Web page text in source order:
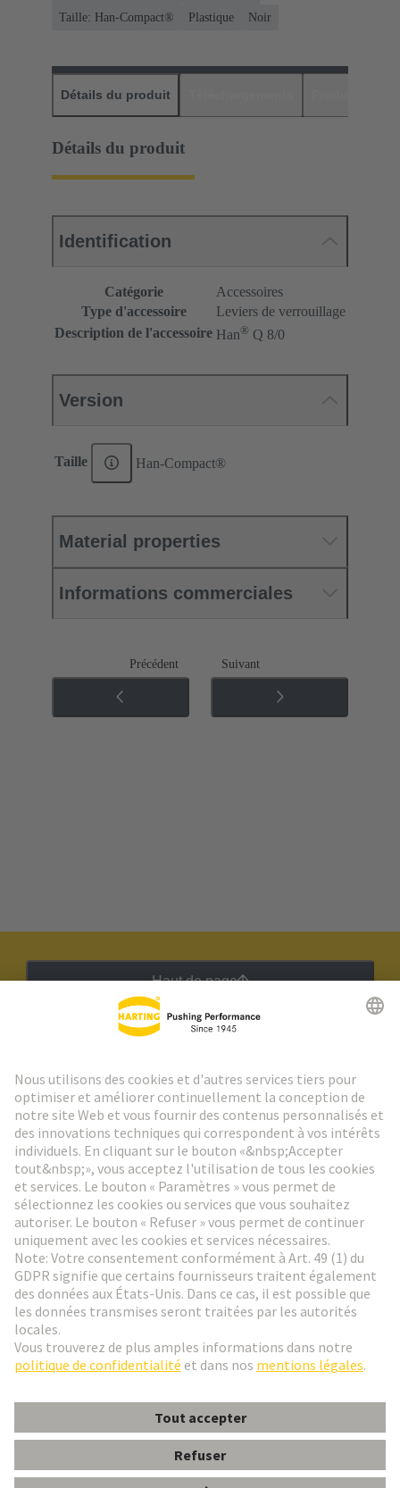
Taille: Han-Compact®
Plastique Noir
Détails du produit
Détails du produit
Identification
Catégorie
Accessoires
Type d'accessoire
Leviers de verrouillage
Description de l'accessoire Han® Q 8/0
Version
Taille Han-Compact®
Material properties
Informations commerciales
Précédent Suivant
Haut de page
Aller à l'inscription
Social Media
France Français
© HARTING Technology Group
ContactPolitique de confidentialité